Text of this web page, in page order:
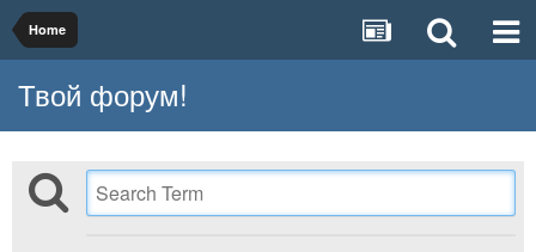
Home
Твой форум!